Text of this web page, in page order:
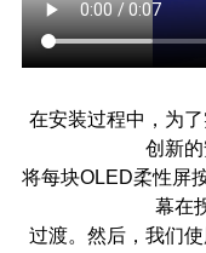
在安装过程中，为
创新
将每块OLED柔性屏
幕在
过渡。然后，我们